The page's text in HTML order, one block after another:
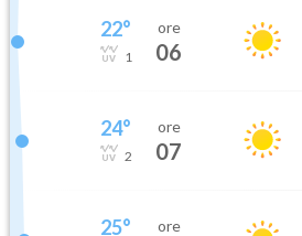
22°
1
ore
06
24°
2
ore
07
25° ore